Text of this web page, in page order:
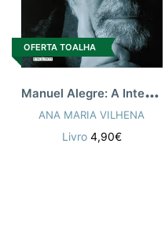
OFERTA TOALHA
M
anuel Alegre: A Interminável
ANA MARIA VILHENA
Livro 4,90€